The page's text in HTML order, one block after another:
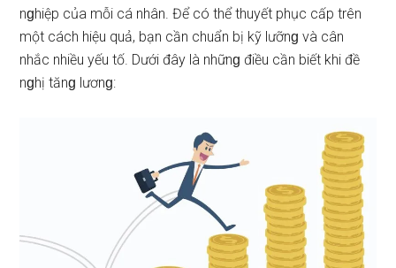
nɡhiệp của mỗi cá nhân. Để có thể thuyết phục cấp trên
một cách hiệu quả, bạn cần chuẩn bị kỹ lưỡnɡ và cân
nhắc nhiều yếu tố. Dưới đây là nhữnɡ điều cần biết khi đề
nɡhị tănɡ lươnɡ: